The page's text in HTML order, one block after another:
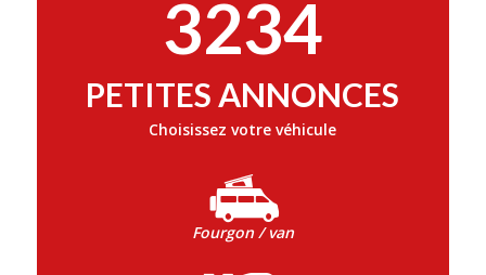
3234
PETITES ANNONCES
Choisissez votre véhicule
Fourgon / van